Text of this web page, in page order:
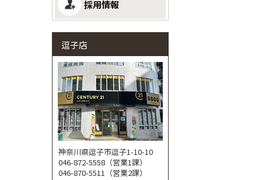
採用情報
逗子店
神奈川県逗子市逗子1-10-10
046-872-5558（営業1課）
046-870-5511（営業2課）